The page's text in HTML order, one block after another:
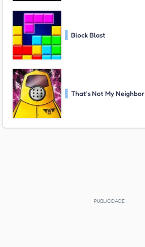
Block Blast
That's Not My Neighbor